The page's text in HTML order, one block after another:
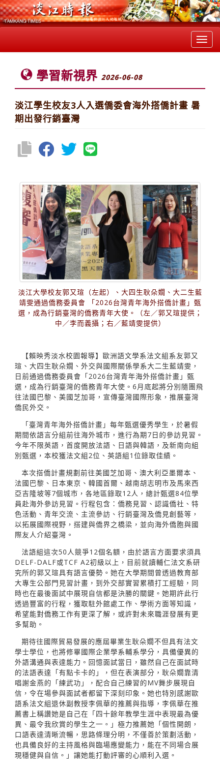
學習新視界 2026-06-08
淡江學生校友3人入選僑委會海外搭僑計畫 暑
期出發行銷臺灣
淡江大學校友郭又瑄（左起）、大四生耿朵嫺、大二生藍
靖雯通過僑務委員會 「2026台灣青年海外搭僑計畫」甄
選，成為行銷臺灣的僑務青年大使。（左／郭又瑄提供；
中／李而義攝；右／藍靖雯提供）
【賴映秀淡水校園報導】歐洲語文學系法文組系友郭又
瑄、大四生耿朵嫺、外交與國際關係學系大二生藍靖雯，
日前通過僑務委員會「2026台灣青年海外搭僑計畫」甄
選，成為行銷臺灣的僑務青年大使。6月底起將分別隨團飛
往法國巴黎、美國芝加哥，宣傳臺灣國際形象，推展臺灣
僑民外交。
「臺灣青年海外搭僑計畫」每年甄選優秀學生，於暑假
期間依語言分組前往海外城市，進行為期7日的參訪見習。
今年不限英語，首度開放法語、日語與韓語，及新南向組
別甄選，本校獲法文組2位、英語組1位錄取佳績。
本次搭僑計畫規劃前往美國芝加哥、澳大利亞墨爾本、
法國巴黎、日本東京、韓國首爾、越南胡志明市及馬來西
亞吉隆坡等7個城市，各地區錄取12人，總計甄選84位學
員赴海外參訪見習。行程包含：僑務見習、認識僑社、特
色活動、青年交流、主流參訪、行銷臺灣及僑見創藝等，
以拓展國際視野，搭建與僑界之橋梁，並向海外僑胞與國
際友人介紹臺灣。
法語組這次50人競爭12個名額，由於語言方面要求須具
DELF-DALF或TCF A2初級以上，目前就讀輔仁法文系研
究所的郭又瑄具有語言優勢。她在大學期間曾透過教育部
大專生公部門見習計畫，到外交部實習累積打工經驗，同
時也在最後面試中展現自信都是決勝的關鍵。她期許此行
透過豐富的行程，獲取駐外館處工作、學術方面等知識，
希望能對僑務工作有更深了解，或許對未來職涯發展有更
多幫助。
期待往國際貿易發展的應屆畢業生耿朵嫺不但具有法文
學士學位，也將修畢國際企業學系輔系學分，具備優異的
外語溝通與表達能力。回憶面試當日，雖然自己在面試時
的法語表達「有點卡卡的」，但在表演部分，耿朵嫺靠清
唱謝金燕的「練武功」，配合自己練習的MV舞步展現自
信，令在場參與面試者都留下深刻印象。她也特別感謝歐
語系法文組退休副教授李佩華的推薦與指導，李佩華在推
薦書上稱讚她是自己在「四十餘年教學生涯中表現最為優
異、最令我欣賞的學生之一。」極力推薦她「個性開朗，
口語表達清晰流暢，思路條理分明，不僅善於策劃活動，
也具備良好的主持風格與臨場應變能力，能在不同場合展
現穩健與自信。」讓她能打動評審的心順利入選。